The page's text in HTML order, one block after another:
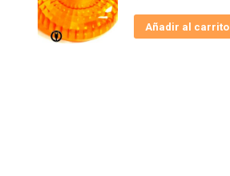
Añadir al carrito